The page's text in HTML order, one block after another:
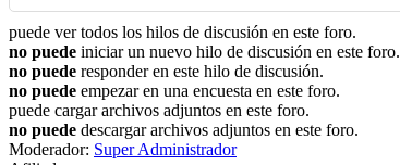
puede ver todos los hilos de discusión en este foro.
no puede iniciar un nuevo hilo de discusión en este foro.
no puede responder en este hilo de discusión.
no puede empezar en una encuesta en este foro.
puede cargar archivos adjuntos en este foro.
no puede descargar archivos adjuntos en este foro.
Moderador: Super Administrador